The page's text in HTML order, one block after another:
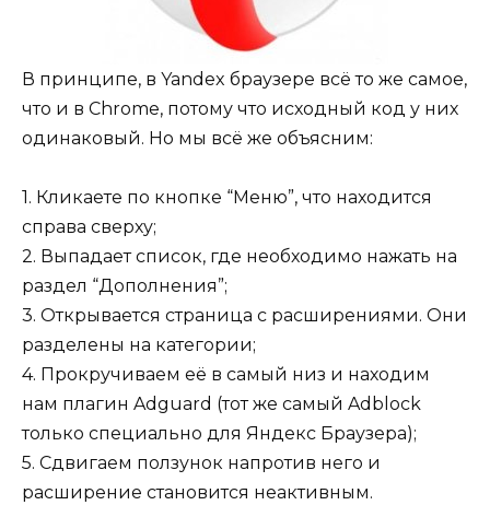
В принципе, в Yandex браузере всё то же самое,
что и в Chrome, потому что исходный код у них
одинаковый. Но мы всё же объясним:
1. Кликаете по кнопке “Меню”, что находится
справа сверху;
2. Выпадает список, где необходимо нажать на
раздел “Дополнения”;
3. Открывается страница с расширениями. Они
разделены на категории;
4. Прокручиваем её в самый низ и находим
нам плагин Adguard (тот же самый Adblock
только специально для Яндекс Браузера);
5. Сдвигаем ползунок напротив него и
расширение становится неактивным.